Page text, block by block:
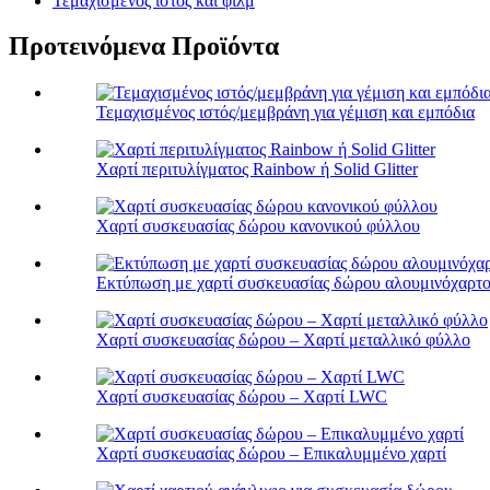
Προτεινόμενα Προϊόντα
Τεμαχισμένος ιστός/μεμβράνη για γέμιση και εμπόδια
Χαρτί περιτυλίγματος Rainbow ή Solid Glitter
Χαρτί συσκευασίας δώρου κανονικού φύλλου
Εκτύπωση με χαρτί συσκευασίας δώρου αλουμινόχαρτο
Χαρτί συσκευασίας δώρου – Χαρτί μεταλλικό φύλλο
Χαρτί συσκευασίας δώρου – Χαρτί LWC
Χαρτί συσκευασίας δώρου – Επικαλυμμένο χαρτί